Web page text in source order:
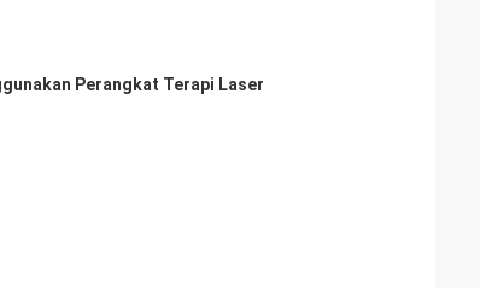
Perangkat Terapi Laser